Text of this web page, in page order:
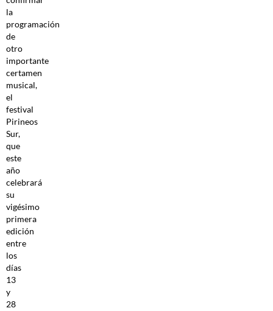
la
programación
de
otro
importante
certamen
musical,
el
festival
Pirineos
Sur,
que
este
año
celebrará
su
vigésimo
primera
edición
entre
los
días
13
y
28